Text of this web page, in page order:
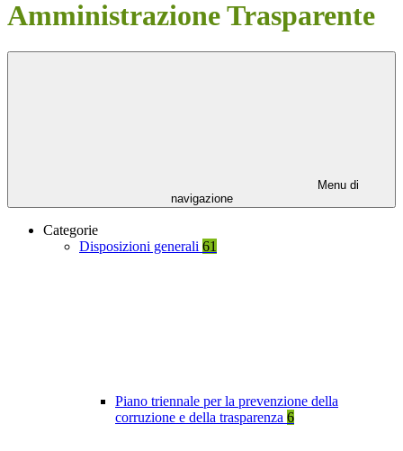
Amministrazione Trasparente
Menu di
navigazione
Categorie
Disposizioni generali 61
Piano triennale per la prevenzione della
corruzione e della trasparenza 6